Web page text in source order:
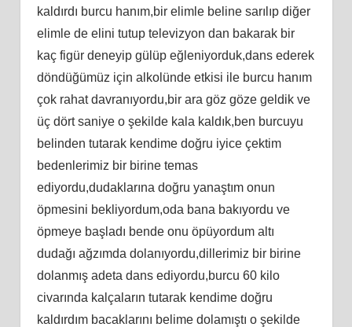
kaldırdı burcu hanım,bir elimle beline sarılıp diğer
elimle de elini tutup televizyon dan bakarak bir
kaç figür deneyip gülüp eğleniyorduk,dans ederek
döndüğümüz için alkolünde etkisi ile burcu hanım
çok rahat davranıyordu,bir ara göz göze geldik ve
üç dört saniye o şekilde kala kaldık,ben burcuyu
belinden tutarak kendime doğru iyice çektim
bedenlerimiz bir birine temas
ediyordu,dudaklarına doğru yanaştım onun
öpmesini bekliyordum,oda bana bakıyordu ve
öpmeye başladı bende onu öpüyordum altı
dudağı ağzımda dolanıyordu,dillerimiz bir birine
dolanmış adeta dans ediyordu,burcu 60 kilo
civarında kalçaların tutarak kendime doğru
kaldırdım bacaklarını belime dolamıştı o şekilde